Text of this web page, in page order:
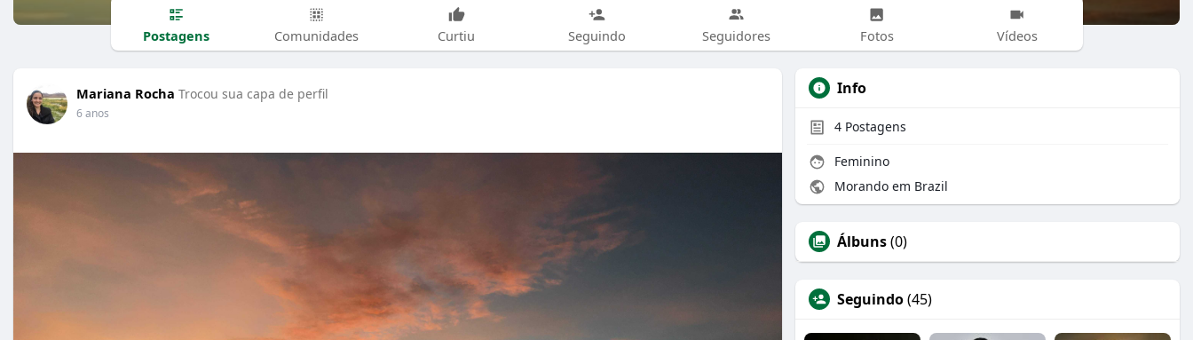
Postagens Comunidades Curtiu Seguindo Seguidores Fotos Vídeos
Mariana Rocha Trocou sua capa de perfil
6 anos
Info
4 Postagens
Feminino
Morando em Brazil
Álbuns(0)
Seguindo(45)